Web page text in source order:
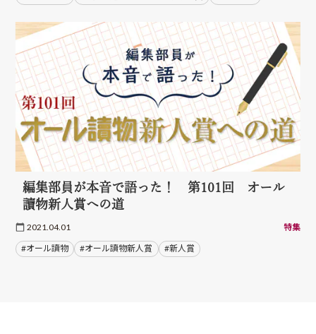
編集部員が本音で語った！ 第101回 オール
讀物新人賞への道
2021.04.01 特集
#オール讀物 #オール讀物新人賞 #新人賞